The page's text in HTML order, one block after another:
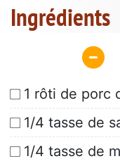
Ingrédients
1 rôti de porc
1/4 tasse de
1/4 tasse de